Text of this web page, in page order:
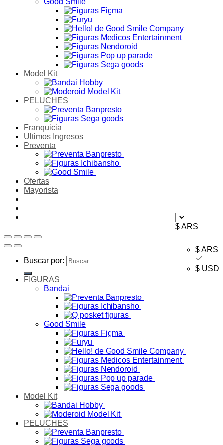
Good Smile
Model Kit
PELUCHES
Franquicia
Ultimos Ingresos
Preventa
Ofertas
Mayorista
$ ARS
$ ARS
$ USD
Buscar por:
FIGURAS
Bandai
Good Smile
Model Kit
PELUCHES